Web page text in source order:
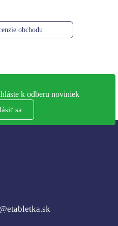
obchodu
k odberu noviniek
sa